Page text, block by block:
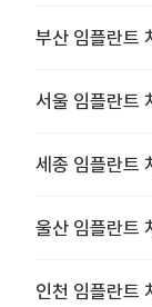
부산 임플란트
서울 임플란트
세종 임플란트
울산 임플란트
인천 임플란트